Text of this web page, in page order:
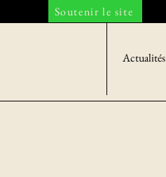
Soutenir le site
Actualités